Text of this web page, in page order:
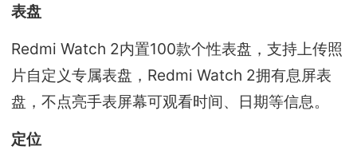
表盘
Redmi Watch 2内置100款个性表盘，支持上传照
片自定义专属表盘，Redmi Watch 2拥有息屏表
盘，不点亮手表屏幕可观看时间、日期等信息。
定位